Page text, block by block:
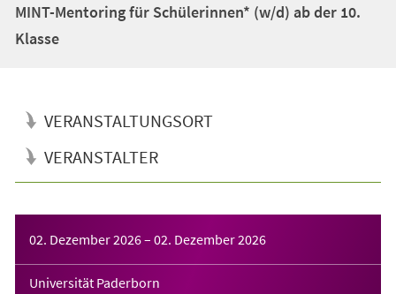
MINT-Mentoring für Schülerinnen* (w/d) ab der 10.
Klasse
VERANSTALTUNGSORT
VERANSTALTER
02. Dezember 2026– 02. Dezember 2026
Universität Paderborn